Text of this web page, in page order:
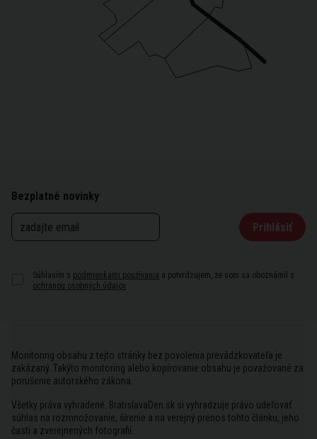
Bezplatné novinky
Prihlásiť
Súhlasím s podmienkami používania a potvrdzujem, že som sa oboznámil s
ochranou osobných údajov
Monitoring obsahu z tejto stránky bez povolenia prevádzkovateľa je
zakázaný. Takýto monitoring alebo kopírovanie obsahu je považované za
porušenie autorského zákona.
Všetky práva vyhradené. BratislavaDen.sk si vyhradzuje právo udeľovať
súhlas na rozmnožovanie, šírenie a na verejný prenos tohto článku, jeho
častí a zverejnených fotografií.